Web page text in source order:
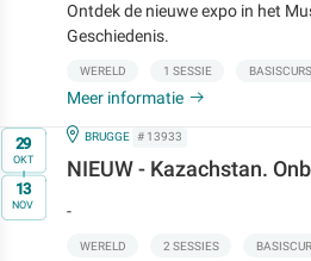
Ontdek de nieuwe expo in het
Geschiedenis.
WERELD 1 SESSIE
Meer informatie
Op29
OKT
t/m13
NOV
IN
BRUGGE # 13933
NIEUW - Kazachstan.
-
WERELD 2 SESSIES